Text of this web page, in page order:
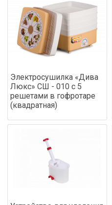
Электросушилка «Дива
Люкс» СШ - 010 с 5
решетами в гофротаре
(квадратная)